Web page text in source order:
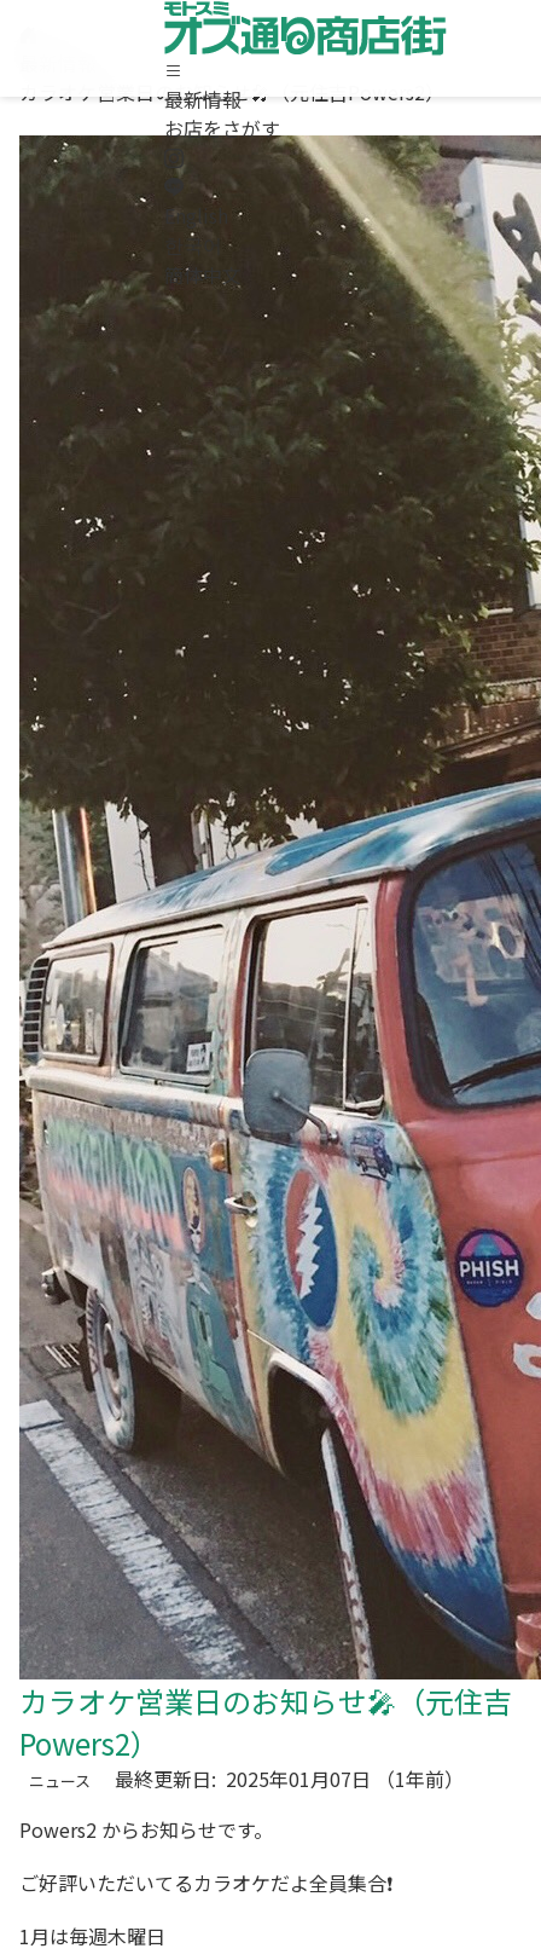
最新情報
お店をさがす
English
한국어
簡体中文
ホーム
最新情報
お店をさがす
求人情報
商店街について / お問合わせ
Instagram
English
한국어 簡体中文
カラオケ営業日のお知らせ🎤（元住吉Powers2）
カラオケ営業日のお知らせ🎤（元住吉
Powers2）
ニュース 最終更新日: 2025年01月07日
（1年前）
Powers2 からお知らせです。
ご好評いただいてるカラオケだよ全員集合❗
1月は毎週木曜日